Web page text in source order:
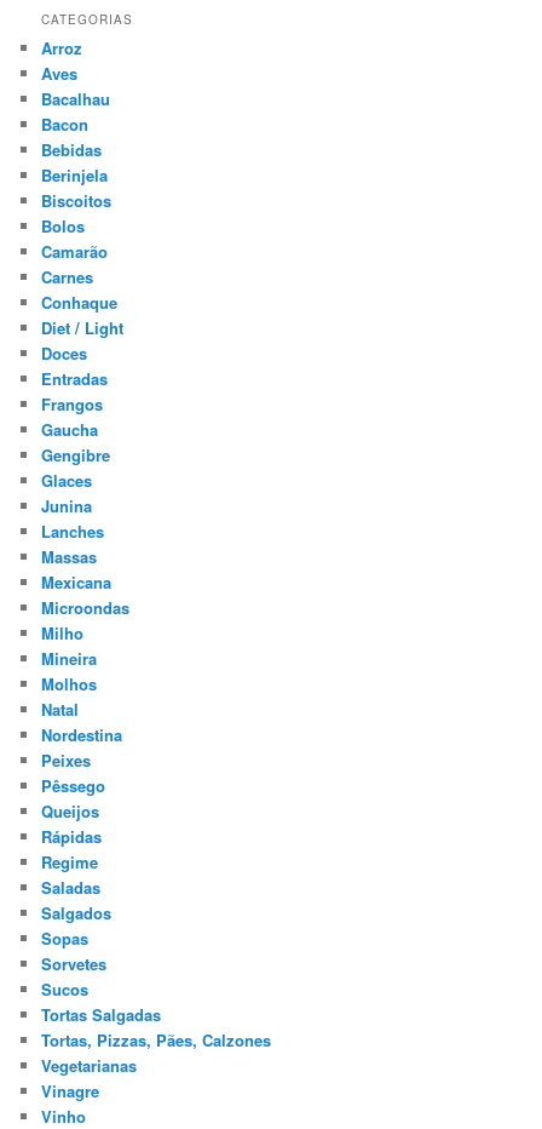
CATEGORIAS
Arroz
Aves
Bacalhau
Bacon
Bebidas
Berinjela
Biscoitos
Bolos
Camarão
Carnes
Conhaque
Diet / Light
Doces
Entradas
Frangos
Gaucha
Gengibre
Glaces
Junina
Lanches
Massas
Mexicana
Microondas
Milho
Mineira
Molhos
Natal
Nordestina
Peixes
Pêssego
Queijos
Rápidas
Regime
Saladas
Salgados
Sopas
Sorvetes
Sucos
Tortas Salgadas
Tortas, Pizzas, Pães, Calzones
Vegetarianas
Vinagre
Vinho